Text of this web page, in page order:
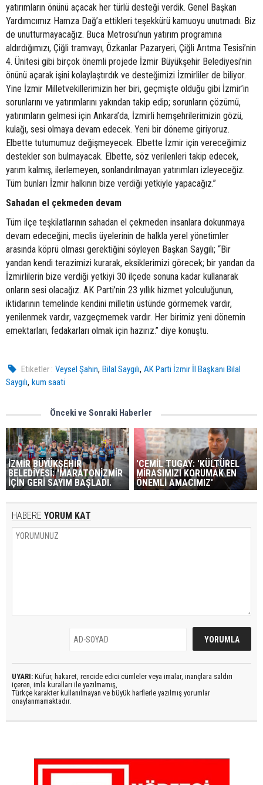
yatırımların önünü açacak her türlü desteği verdik. Genel Başkan
Yardımcımız Hamza Dağ’a ettikleri teşekkürü kamuoyu unutmadı. Biz
de unutturmayacağız. Buca Metrosu’nun yatırım programına
aldırdığımızı, Çiğli tramvayı, Özkanlar Pazaryeri, Çiğli Arıtma Tesisi’nin
4. Ünitesi gibi birçok önemli projede İzmir Büyükşehir Belediyesi’nin
önünü açarak işini kolaylaştırdık ve desteğimizi İzmirliler de biliyor.
Yine İzmir Milletvekillerimizin her biri, geçmişte olduğu gibi İzmir’in
sorunlarını ve yatırımlarını yakından takip edip; sorunların çözümü,
yatırımların gelmesi için Ankara’da, İzmirli hemşehrilerimizin gözü,
kulağı, sesi olmaya devam edecek. Yeni bir döneme giriyoruz.
Elbette tutumumuz değişmeyecek. Elbette İzmir için vereceğimiz
destekler son bulmayacak. Elbette, söz verilenleri takip edecek,
yarım kalmış, ilerlemeyen, sonlandırılmayan yatırımları izleyeceğiz.
Tüm bunları İzmir halkının bize verdiği yetkiyle yapacağız.”
Sahadan el çekmeden devam
Tüm ilçe teşkilatlarının sahadan el çekmeden insanlara dokunmaya
devam edeceğini, meclis üyelerinin de halkla yerel yönetimler
arasında köprü olması gerektiğini söyleyen Başkan Saygılı; “Bir
yandan kendi terazimizi kurarak, eksiklerimizi görecek; bir yandan da
İzmirlilerin bize verdiği yetkiyi 30 ilçede sonuna kadar kullanarak
onların sesi olacağız. AK Parti’nin 23 yıllık hizmet yolculuğunun,
iktidarının temelinde kendini milletin üstünde görmemek vardır,
yenilenmek vardır, vazgeçmemek vardır. Her birimiz yeni dönemin
emektarları, fedakarları olmak için hazırız.” diye konuştu.
Etiketler : Veysel Şahin,Bilal Saygılı,AK Parti İzmir İl Başkanı Bilal
Saygılı, kum saati
Önceki ve Sonraki Haberler
İZMİR BÜYÜKŞEHİR
BELEDİYESİ: 'MARATONİZMİR
İÇİN GERİ SAYIM BAŞLADI.
'CEMİL TUGAY: 'KÜLTÜREL
MİRASIMIZI KORUMAK EN
ÖNEMLİ AMACIMIZ'
HABERE YORUM KAT
UYARI: Küfür, hakaret, rencide edici cümleler veya imalar, inançlara saldırı
içeren, imla kuralları ile yazılmamış,
Türkçe karakter kullanılmayan ve büyük harflerle yazılmış yorumlar
onaylanmamaktadır.